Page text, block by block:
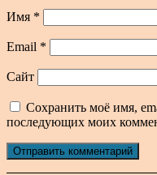
Имя *
Email *
Сайт
Сохранить моё имя,
последующих моих